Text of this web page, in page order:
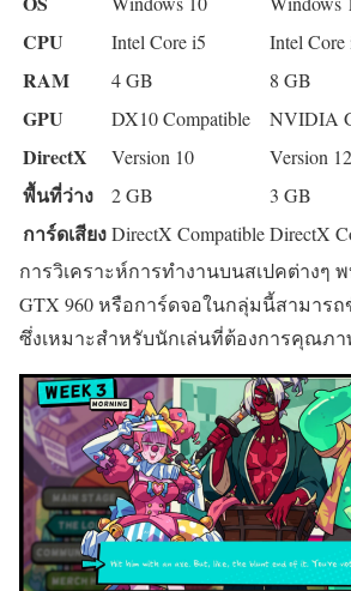
CPU Intel Core i5 Intel Core
RAM 4 GB 8 GB
GPU DX10 Compatible NVIDIA
DirectX Version 10 Version 12
พื้นที่ว่าง 2 GB 3 GB
การ์ดเสียงDirectX CompatibleDirectX
การวิเคราะห์การทำงานบนสเปคต่างๆ
GTX 960 หรือการ์ดจอในกลุ่มนี้สามารถ
ซึ่งเหมาะสำหรับนักเล่นที่ต้องการคุณภ